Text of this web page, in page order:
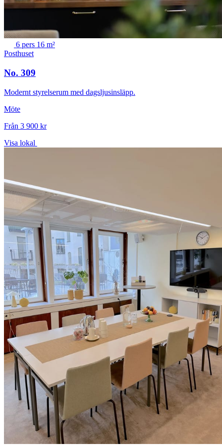
6 pers 16 m²
Posthuset
No. 309
Modernt styrelserum med dagsljusinsläpp.
Möte
Från 3 900 kr
Visa lokal